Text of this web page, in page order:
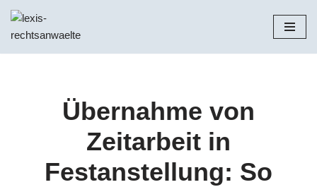
Zum
Inhalt
Übernahme von
Zeitarbeit in
Festanstellung: So